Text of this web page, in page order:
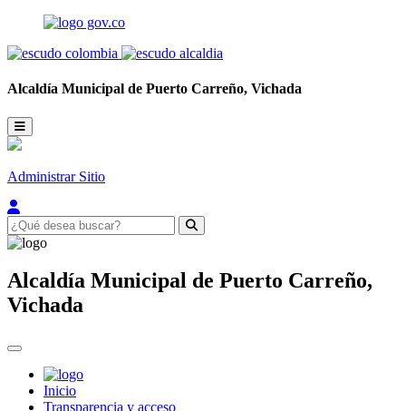
Alcaldía Municipal de Puerto Carreño, Vichada
Administrar Sitio
Alcaldía Municipal de Puerto Carreño,
Vichada
Inicio
Transparencia y acceso